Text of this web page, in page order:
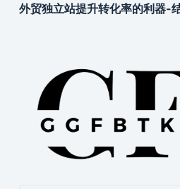
外贸独立站提升转化率的利器-